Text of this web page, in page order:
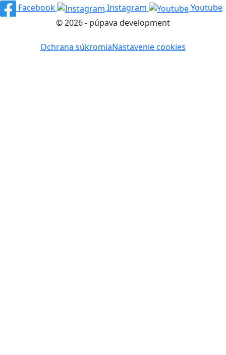
Facebook
Instagram
Youtube
© 2026 - púpava development
Ochrana súkromiaNastavenie cookies